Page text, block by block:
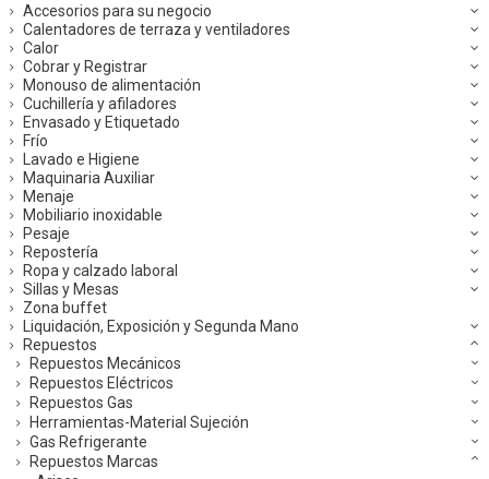
Accesorios para su negocio
Calentadores de terraza y ventiladores
Calor
Cobrar y Registrar
Monouso de alimentación
Cuchillería y afiladores
Envasado y Etiquetado
Frío
Lavado e Higiene
Maquinaria Auxiliar
Menaje
Mobiliario inoxidable
Pesaje
Repostería
Ropa y calzado laboral
Sillas y Mesas
Zona buffet
Liquidación, Exposición y Segunda Mano
Repuestos
Repuestos Mecánicos
Repuestos Eléctricos
Repuestos Gas
Herramientas-Material Sujeción
Gas Refrigerante
Repuestos Marcas